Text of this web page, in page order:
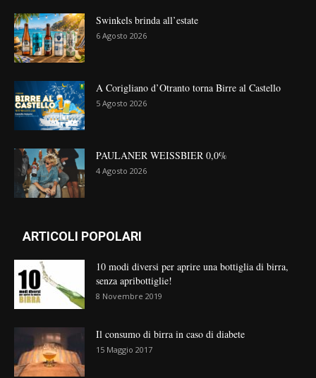
Swinkels brinda all’estate
6 Agosto 2026
A Corigliano d’Otranto torna Birre al Castello
5 Agosto 2026
PAULANER WEISSBIER 0,0%
4 Agosto 2026
ARTICOLI POPOLARI
10 modi diversi per aprire una bottiglia di birra,
senza apribottiglie!
8 Novembre 2019
Il consumo di birra in caso di diabete
15 Maggio 2017